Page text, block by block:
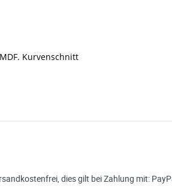
Kurvenschnitt
dies gilt bei Zahlung mit: